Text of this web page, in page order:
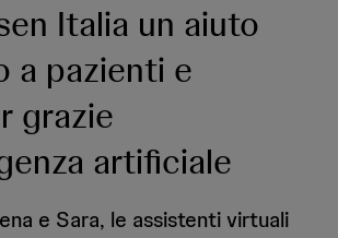
Italia un aiuto
a pazienti e
grazie
artificiale
e Sara, le assistenti virtuali